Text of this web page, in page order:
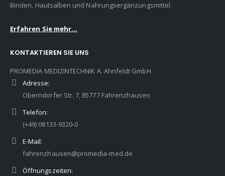
Binden, Hautsalben und Nahrungsergänzungsmittel.
Erfahren Sie mehr...
KONTAKTIEREN SIE UNS
PROMEDIA MEDIZINTECHNIK A. Ahnfeldt GmbH
Adresse:
Oberndorfer Str. 7, 85777 Fahrenzhausen
Telefon:
(+49) 08133-9320-0
E-Mail:
fahrenzhausen@promedia-med.de
Öffnungszeiten: